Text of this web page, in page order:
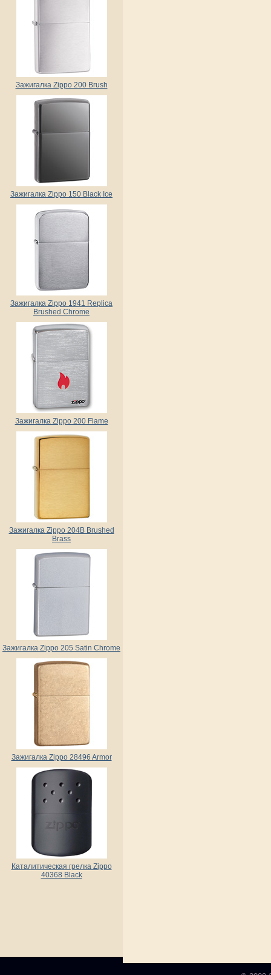
Зажигалка Zippo 200 Brush
Зажигалка Zippo 150 Black Ice
Зажигалка Zippo 1941 Replica
Brushed Chrome
Зажигалка Zippo 200 Flame
Зажигалка Zippo 204B Brushed
Brass
Зажигалка Zippo 205 Satin Chrome
Зажигалка Zippo 28496 Armor
Каталитическая грелка Zippo
40368 Black